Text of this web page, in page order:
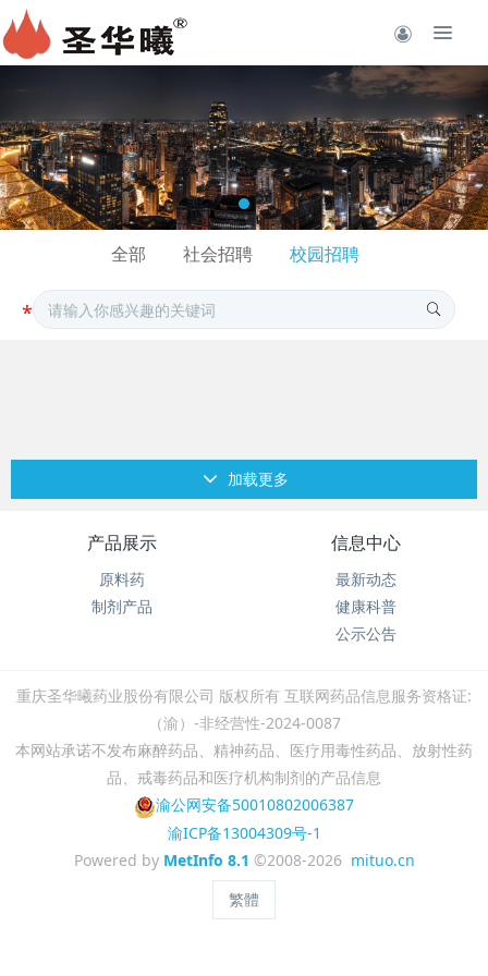
全部 社会招聘 校园招聘
加载更多
产品展示
原料药
制剂产品
信息中心
最新动态
健康科普
公示公告
重庆圣华曦药业股份有限公司 版权所有 ​互联网药品信息服务资格证:
（渝）-非经营性-2024-0087
本网站承诺不发布麻醉药品、精神药品、医疗用毒性药品、放射性药
品、戒毒药品和医疗机构制剂的产品信息
渝公网安备50010802006387
渝ICP备13004309号-1
Powered by MetInfo 8.1 ©2008-2026 mituo.cn
繁體